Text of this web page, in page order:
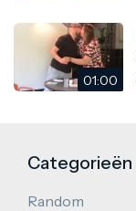
01:00
Categorieën
Random